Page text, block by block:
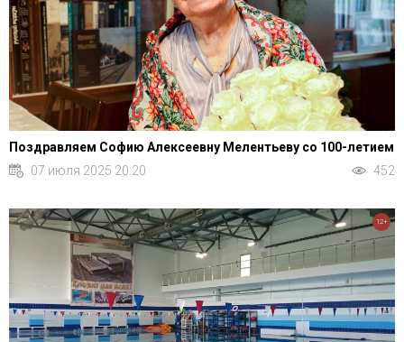
Поздравляем Софию Алексеевну Мелентьеву со 100-летием
07 июля 2025 20:20
452
12+